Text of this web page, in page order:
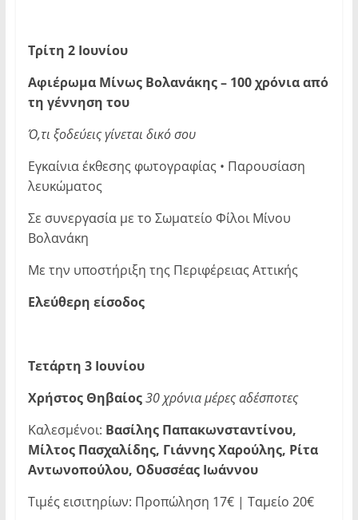
Τρίτη 2 Ιουνίου
Αφιέρωμα Μίνως Βολανάκης – 100 χρόνια από
τη γέννηση του
Ό,τι ξοδεύεις γίνεται δικό σου
Εγκαίνια έκθεσης φωτογραφίας • Παρουσίαση
λευκώματος
Σε συνεργασία με το Σωματείο Φίλοι Μίνου
Βολανάκη
Με την υποστήριξη της Περιφέρειας Αττικής
Ελεύθερη είσοδος
Τετάρτη 3 Ιουνίου
Χρήστος Θηβαίος30 χρόνια μέρες αδέσποτες
Καλεσμένοι: Βασίλης Παπακωνσταντίνου,
Μίλτος Πασχαλίδης, Γιάννης Χαρούλης, Ρίτα
Αντωνοπούλου, Οδυσσέας Ιωάννου
Τιμές εισιτηρίων: Προπώληση 17€ | Ταμείο 20€